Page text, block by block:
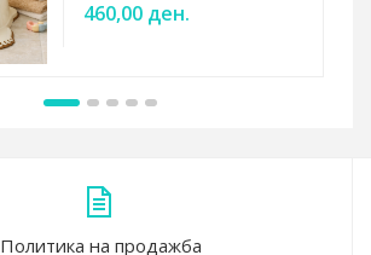
460,00 ден.
Политика на продажба